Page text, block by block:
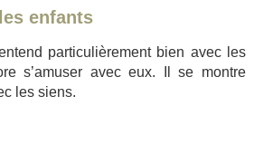
enfants
particulièrement bien avec les
s’amuser avec eux. Il se montre
les siens.